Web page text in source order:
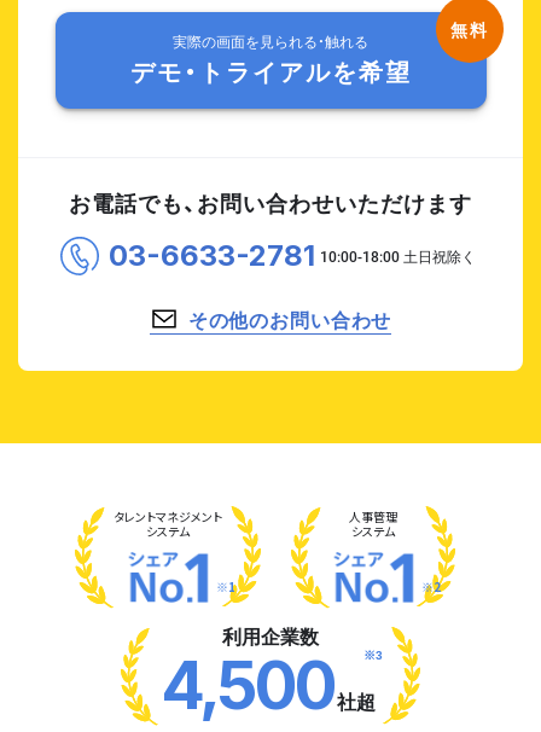
実際の画面を見られる・触れる
デモ・トライアルを希望
お電話でも、お問い合わせいただけます
03-6633-2781
その他のお問い合わせ
タレントマネジメント
システム
※1
人事管理
システム
※2
利用企業数
4,500社超
※3